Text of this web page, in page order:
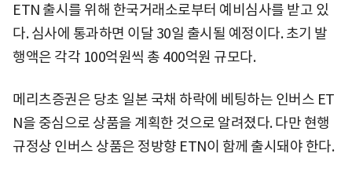
ETN 출시를 위해 한국거래소로부터 예비심사를 받고 있
다. 심사에 통과하면 이달 30일 출시될 예정이다. 초기 발
행액은 각각 100억원씩 총 400억원 규모다.
메리츠증권은 당초 일본 국채 하락에 베팅하는 인버스 ET
N을 중심으로 상품을 계획한 것으로 알려졌다. 다만 현행
규정상 인버스 상품은 정방향 ETN이 함께 출시돼야 한다.